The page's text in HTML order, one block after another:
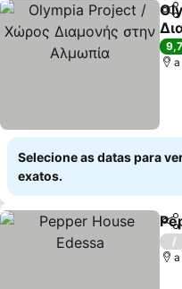
9,7
Selecione as datas para
exatos.
/